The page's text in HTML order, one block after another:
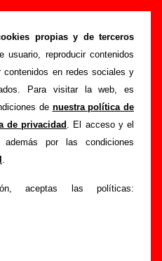
propias y de terceros
usuario, reproducir contenidos
contenidos en redes sociales y
Para visitar la web, es
de nuestra política de
de privacidad . El acceso y el
por las condiciones
.
aceptas las políticas:
favorites Vol. IV (LP de
grupos
de 1991
Vol. IV
todo tipo de información
hall favorites Vol. IV”
. Además del listado de
también se mostrarán en
a medida que estén
con su publicación, los
las canciones (productor,